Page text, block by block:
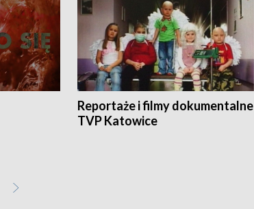
Reportaże i filmy dokumentalne
TVP Katowice